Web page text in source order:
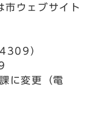
市ウェブサイト
）
に変更（電